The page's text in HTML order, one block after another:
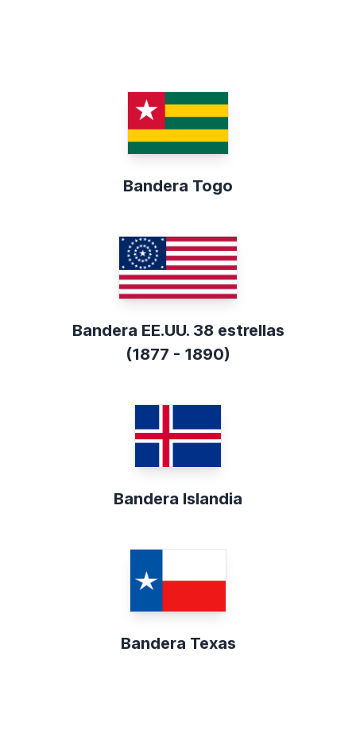
Bandera Togo
Bandera EE.UU. 38 estrellas
(1877 - 1890)
Bandera Islandia
Bandera Texas